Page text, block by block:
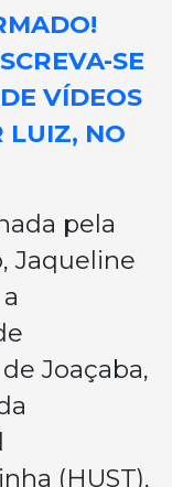
SE
VÍDEOS
LUIZ, NO
pela
Jaqueline
Joaçaba,
(HUST),